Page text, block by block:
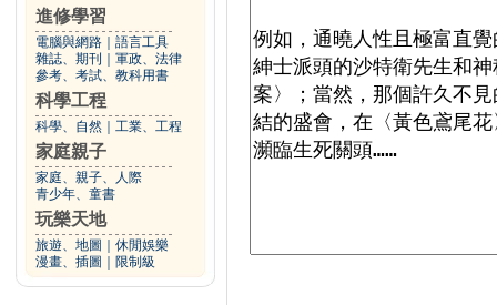
進修學習
電腦與網路
語言工具
雜誌、期刊
軍政、法律
參考、考試、教科用書
科學工程
科學、自然 工業、工程
家庭親子
家庭、親子、人際
青少年、童書
玩樂天地
旅遊、地圖
休閒娛樂
漫畫、插圖
限制級